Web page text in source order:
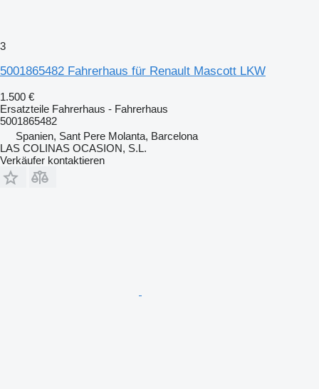
3
5001865482 Fahrerhaus für Renault Mascott LKW
1.500 €
Ersatzteile Fahrerhaus - Fahrerhaus
5001865482
Spanien, Sant Pere Molanta, Barcelona
LAS COLINAS OCASION, S.L.
Verkäufer kontaktieren